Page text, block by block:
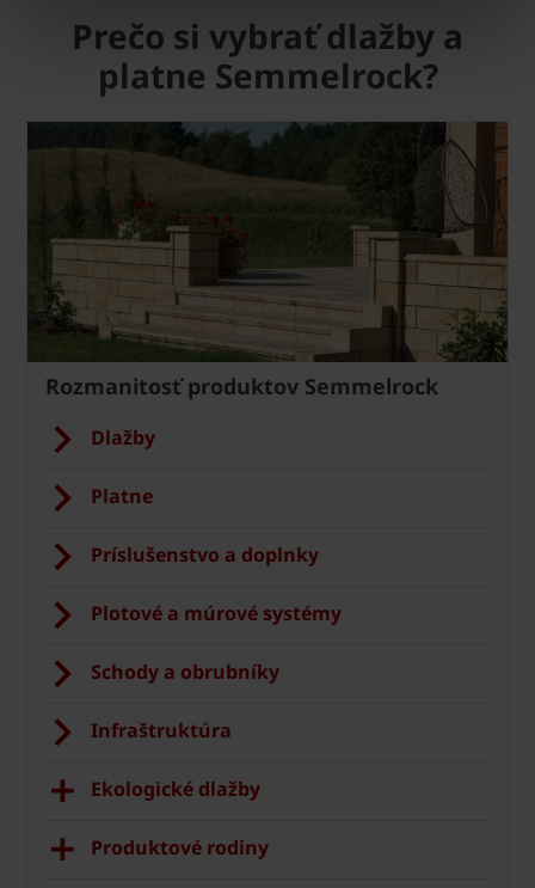
Prečo si vybrať dlažby a
platne Semmelrock?
Rozmanitosť produktov Semmelrock
Dlažby
Platne
Príslušenstvo a doplnky
Plotové a múrové systémy
Schody a obrubníky
Infraštruktúra
Ekologické dlažby
Produktové rodiny